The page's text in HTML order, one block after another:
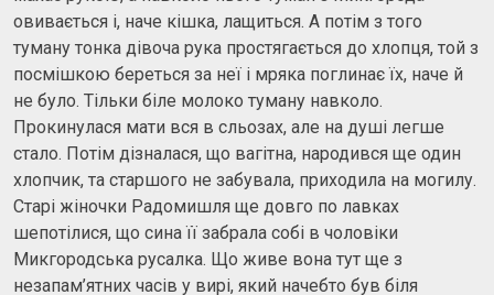
овивається і, наче кішка, лащиться. А потім з того
туману тонка дівоча рука простягається до хлопця, той з
посмішкою береться за неї і мряка поглинає їх, наче й
не було. Тільки біле молоко туману навколо.
Прокинулася мати вся в сльозах, але на душі легше
стало. Потім дізналася, що вагітна, народився ще один
хлопчик, та старшого не забувала, приходила на могилу.
Старі жіночки Радомишля ще довго по лавках
шепотілися, що сина її забрала собі в чоловіки
Микгородська русалка. Що живе вона тут ще з
незапам’ятних часів у вирі, який начебто був біля